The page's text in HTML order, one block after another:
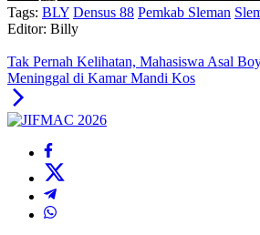
Tags: BLY Densus 88 Pemkab Sleman
Editor: Billy
Tak Pernah Kelihatan, Mahasiswa Asal
Meninggal di Kamar Mandi Kos